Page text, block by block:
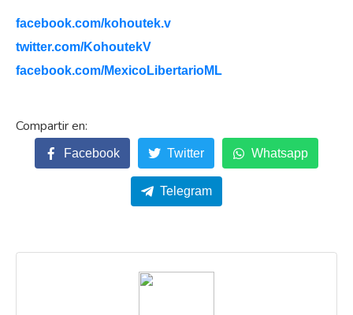
facebook.com/kohoutek.v
twitter.com/KohoutekV
facebook.com/MexicoLibertarioML
Facebook Twitter Whatsapp
Telegram